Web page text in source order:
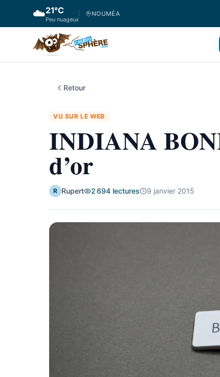
☁️21°C
Peu nuageux
NOUMÉA
Retour
VU SUR LE WEB
INDIANA
d’or
R Rupert 2 694 lectures 9 janvier 2015